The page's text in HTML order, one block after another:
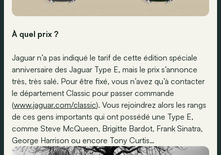
À quel prix ?
Jaguar n’a pas indiqué le tarif de cette édition spéciale
anniversaire des Jaguar Type E, mais le prix s’annonce
très, très salé. Pour être fixé, vous n’avez qu’à contacter
le département Classic pour passer commande
(www.jaguar.com/classic). Vous rejoindrez alors les rangs
de ces gens importants qui ont possédé une Type E,
comme Steve McQueen, Brigitte Bardot, Frank Sinatra,
George Harrison ou encore Tony Curtis…